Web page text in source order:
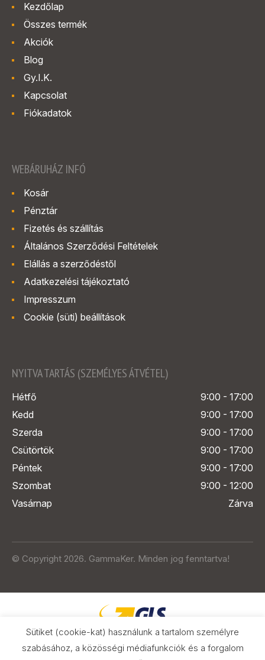
Kezdőlap
Összes termék
Akciók
Blog
Gy.I.K.
Kapcsolat
Fiókadatok
WEBÁRUHÁZ INFÓ
Kosár
Pénztár
Fizetés és szállítás
Általános Szerződési Feltételek
Elállás a szerződéstől
Adatkezelési tájékoztató
Impresszum
Cookie (süti) beállítások
NYITVA TARTÁS (SZEMÉLYES ÁTVÉTEL)
Hétfő
9:00 - 17:00
Kedd
9:00 - 17:00
Szerda
9:00 - 17:00
Csütörtök
9:00 - 17:00
Péntek
9:00 - 17:00
Szombat
9:00 - 12:00
Vasárnap
Zárva
© Copyright 2026. GammaKer. Minden jog fenntartva!
Sütiket (cookie-kat) használunk a tartalom személyre
szabásához, a közösségi médiafunkciók és a forgalom